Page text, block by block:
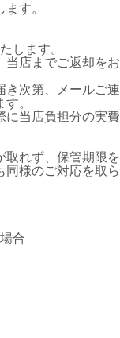
す。
します。
当店までご返却をお
き次第、メールご連
。
に当店負担分の実費
れず、保管期限を
同様のご対応を取ら
合